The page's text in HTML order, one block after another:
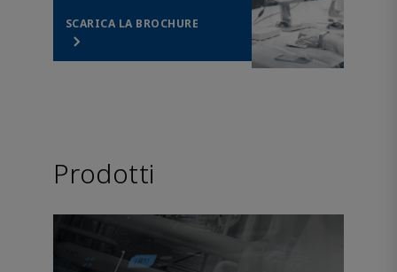
SCARICA LA BROCHURE
Prodotti